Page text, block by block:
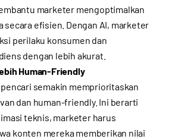
marketer mengoptimalkan
secara efisien. Dengan AI, marketer
perilaku konsumen dan
dengan lebih akurat.
Human-Friendly
semakin memprioritaskan
dan human-friendly. Ini berarti
teknis, marketer harus
konten mereka memberikan nilai